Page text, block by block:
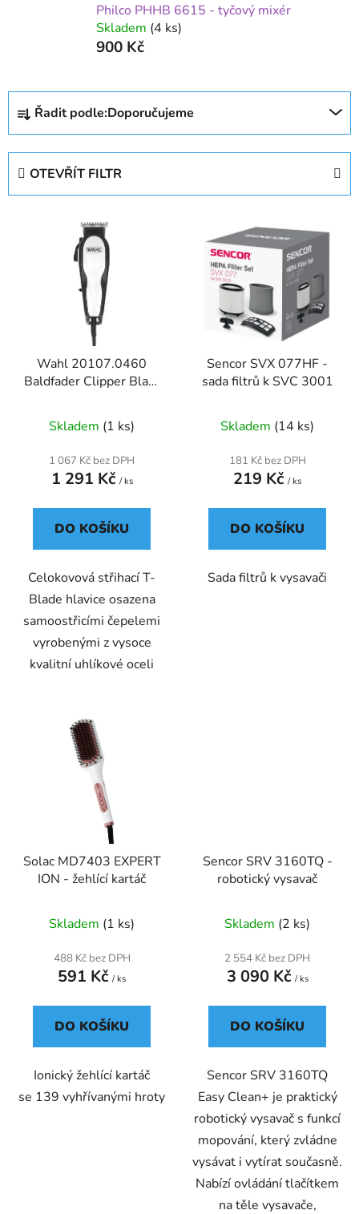
Philco PHHB 6615 - tyčový mixér
Skladem (4 ks)
900 Kč
Ř
z
Řadit podle:Doporučujeme
OTEVŘÍT FILTR
Wahl 20107.0460
Baldfader Clipper Black
Skladem (1 ks)
1 067 Kč bez DPH
1 291 Kč / ks
DO KOŠÍKU
Celokovová střihací T-
Blade hlavice osazena
samoostřicími čepelemi
vyrobenými z vysoce
kvalitní uhlíkové oceli
Sencor SVX 077HF -
sada filtrů k SVC 3001
Skladem (14 ks)
181 Kč bez DPH
219 Kč / ks
DO KOŠÍKU
Sada filtrů k vysavači
Solac MD7403 EXPERT
ION - žehlící kartáč
Skladem (1 ks)
488 Kč bez DPH
591 Kč / ks
DO KOŠÍKU
Ionický žehlící kartáč
se 139 vyhřívanými hroty
Sencor SRV 3160TQ -
robotický vysavač
Skladem (2 ks)
2 554 Kč bez DPH
3 090 Kč / ks
DO KOŠÍKU
Sencor SRV 3160TQ
Easy Clean+ je praktický
robotický vysavač s funkcí
mopování, který zvládne
vysávat i vytírat současně.
Nabízí ovládání tlačítkem
na těle vysavače,